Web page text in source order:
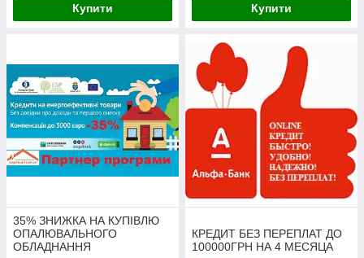
Купити Купити
35% ЗНИЖКА НА КУПІВЛЮ
ОПАЛЮВАЛЬНОГО
ОБЛАДНАННЯ
КРЕДИТ БЕЗ ПЕРЕПЛАТ ДО
100000ГРН НА 4 МЕСЯЦА